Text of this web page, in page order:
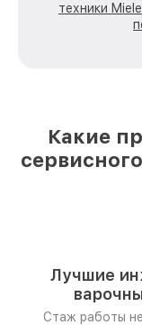
техники
Какие
Лучшие
Стаж работы